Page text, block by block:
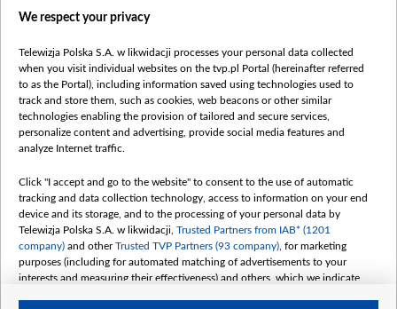
Правілы выкарыстання матэрыялаў
Бяспека
Youtube
Белсат news
Белсат Shorts
Жэстачайшы мульт
Belsat English
Biełsat PL
Белсат Now
Белсат History
Белсат Music
We respect your privacy
Telewizja Polska S.A. w likwidacji processes your personal data collected
when you visit individual websites on the tvp.pl Portal (hereinafter referred
to as the Portal), including information saved using technologies used to
track and store them, such as cookies, web beacons or other similar
technologies enabling the provision of tailored and secure services,
personalize content and advertising, provide social media features and
analyze Internet traffic.
Click "I accept and go to the website" to consent to the use of automatic
tracking and data collection technology, access to information on your end
device and its storage, and to the processing of your personal data by
Telewizja Polska S.A. w likwidacji, Trusted Partners from IAB* (1201
company) and otherTrusted TVP Partners (93 company) , for marketing
purposes (including for automated matching of advertisements to your
interests and measuring their effectiveness) and others, which we indicate